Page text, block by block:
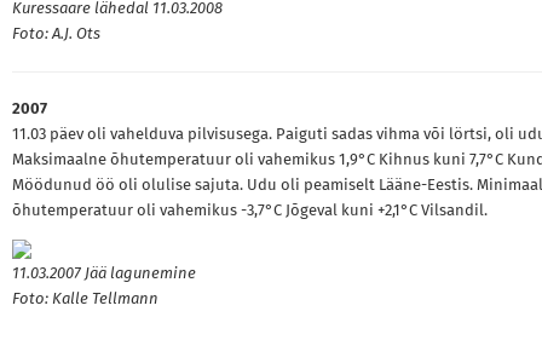
Kuressaare lähedal 11.03.2008
Foto: A.J. Ots
2007
11.03 päev oli vahelduva pilvisusega. Paiguti sadas vihma või lörtsi, oli
Maksimaalne õhutemperatuur oli vahemikus 1,9°C Kihnus kuni 7,7°C
Möödunud öö oli olulise sajuta. Udu oli peamiselt Lääne-Eestis.
õhutemperatuur oli vahemikus -3,7°C Jõgeval kuni +2,1°C Vilsandil.
11.03.2007 Jää lagunemine
Foto: Kalle Tellmann